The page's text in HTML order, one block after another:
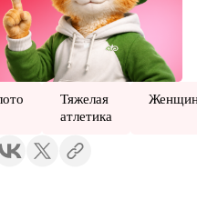
Тяжелая
атлетика